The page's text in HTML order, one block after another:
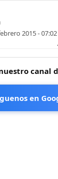
2015 - 07:02
canal
en